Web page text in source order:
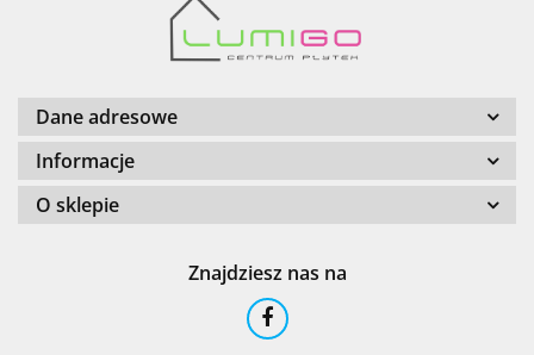
Barwolf
Dane adresowe
Informacje
O sklepie
Znajdziesz nas na